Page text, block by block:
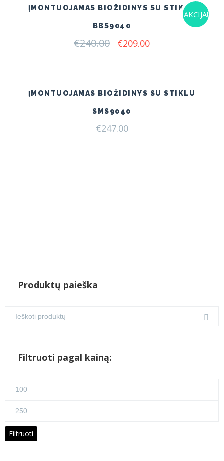
AKCIJA!
ĮMONTUOJAMAS BIOŽIDINYS SU STIKLU
BBS9040
€240.00 Original
€209.00Current
ĮMONTUOJAMAS BIOŽIDINYS SU STIKLU
SMS9040
€247.00
Produktų paieška
Filtruoti pagal kainą:
Maks
Filtruoti